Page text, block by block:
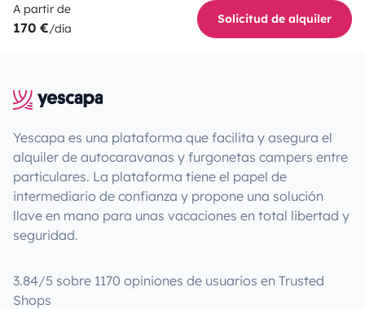
A partir de
170 €/día
Solicitud de alquiler
Yescapa es una plataforma que facilita y asegura el
alquiler de autocaravanas y furgonetas campers entre
particulares. La plataforma tiene el papel de
intermediario de confianza y propone una solución
llave en mano para unas vacaciones en total libertad y
seguridad.
3.84/5 sobre 1170 opiniones de usuarios en Trusted
Shops